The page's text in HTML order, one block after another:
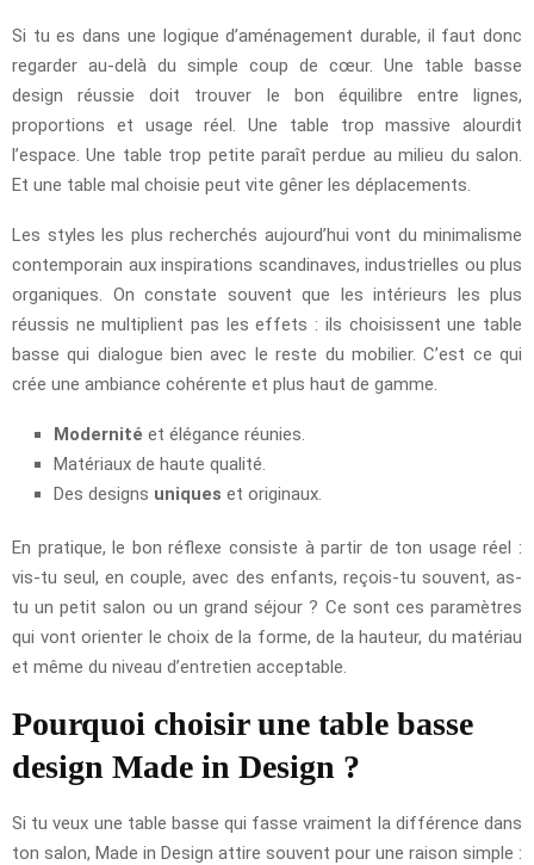
Si tu es dans une logique d’aménagement durable, il faut donc
regarder au-delà du simple coup de cœur. Une table basse
design réussie doit trouver le bon équilibre entre lignes,
proportions et usage réel. Une table trop massive alourdit
l’espace. Une table trop petite paraît perdue au milieu du salon.
Et une table mal choisie peut vite gêner les déplacements.
Les styles les plus recherchés aujourd’hui vont du minimalisme
contemporain aux inspirations scandinaves, industrielles ou plus
organiques. On constate souvent que les intérieurs les plus
réussis ne multiplient pas les effets : ils choisissent une table
basse qui dialogue bien avec le reste du mobilier. C’est ce qui
crée une ambiance cohérente et plus haut de gamme.
Modernité et élégance réunies.
Matériaux de haute qualité.
Des designs uniques et originaux.
En pratique, le bon réflexe consiste à partir de ton usage réel :
vis-tu seul, en couple, avec des enfants, reçois-tu souvent, as-
tu un petit salon ou un grand séjour ? Ce sont ces paramètres
qui vont orienter le choix de la forme, de la hauteur, du matériau
et même du niveau d’entretien acceptable.
Pourquoi choisir une table basse
design Made in Design ?
Si tu veux une table basse qui fasse vraiment la différence dans
ton salon, Made in Design attire souvent pour une raison simple :